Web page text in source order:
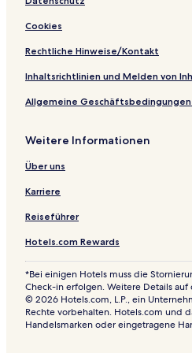
Cookies
Rechtliche Hinweise/Kontakt
Inhaltsrichtlinien und Melden von
Allgemeine
Weitere Informationen
Über uns
Karriere
Reiseführer
Hotels.com Rewards
*Bei einigen Hotels muss die
Check-in erfolgen. Weitere Details auf
© 2026 Hotels.com, L.P., ein
Rechte vorbehalten. Hotels.com und
Handelsmarken oder eingetragene